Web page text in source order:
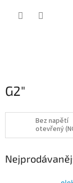
G2"
Bez napětí
otevřený